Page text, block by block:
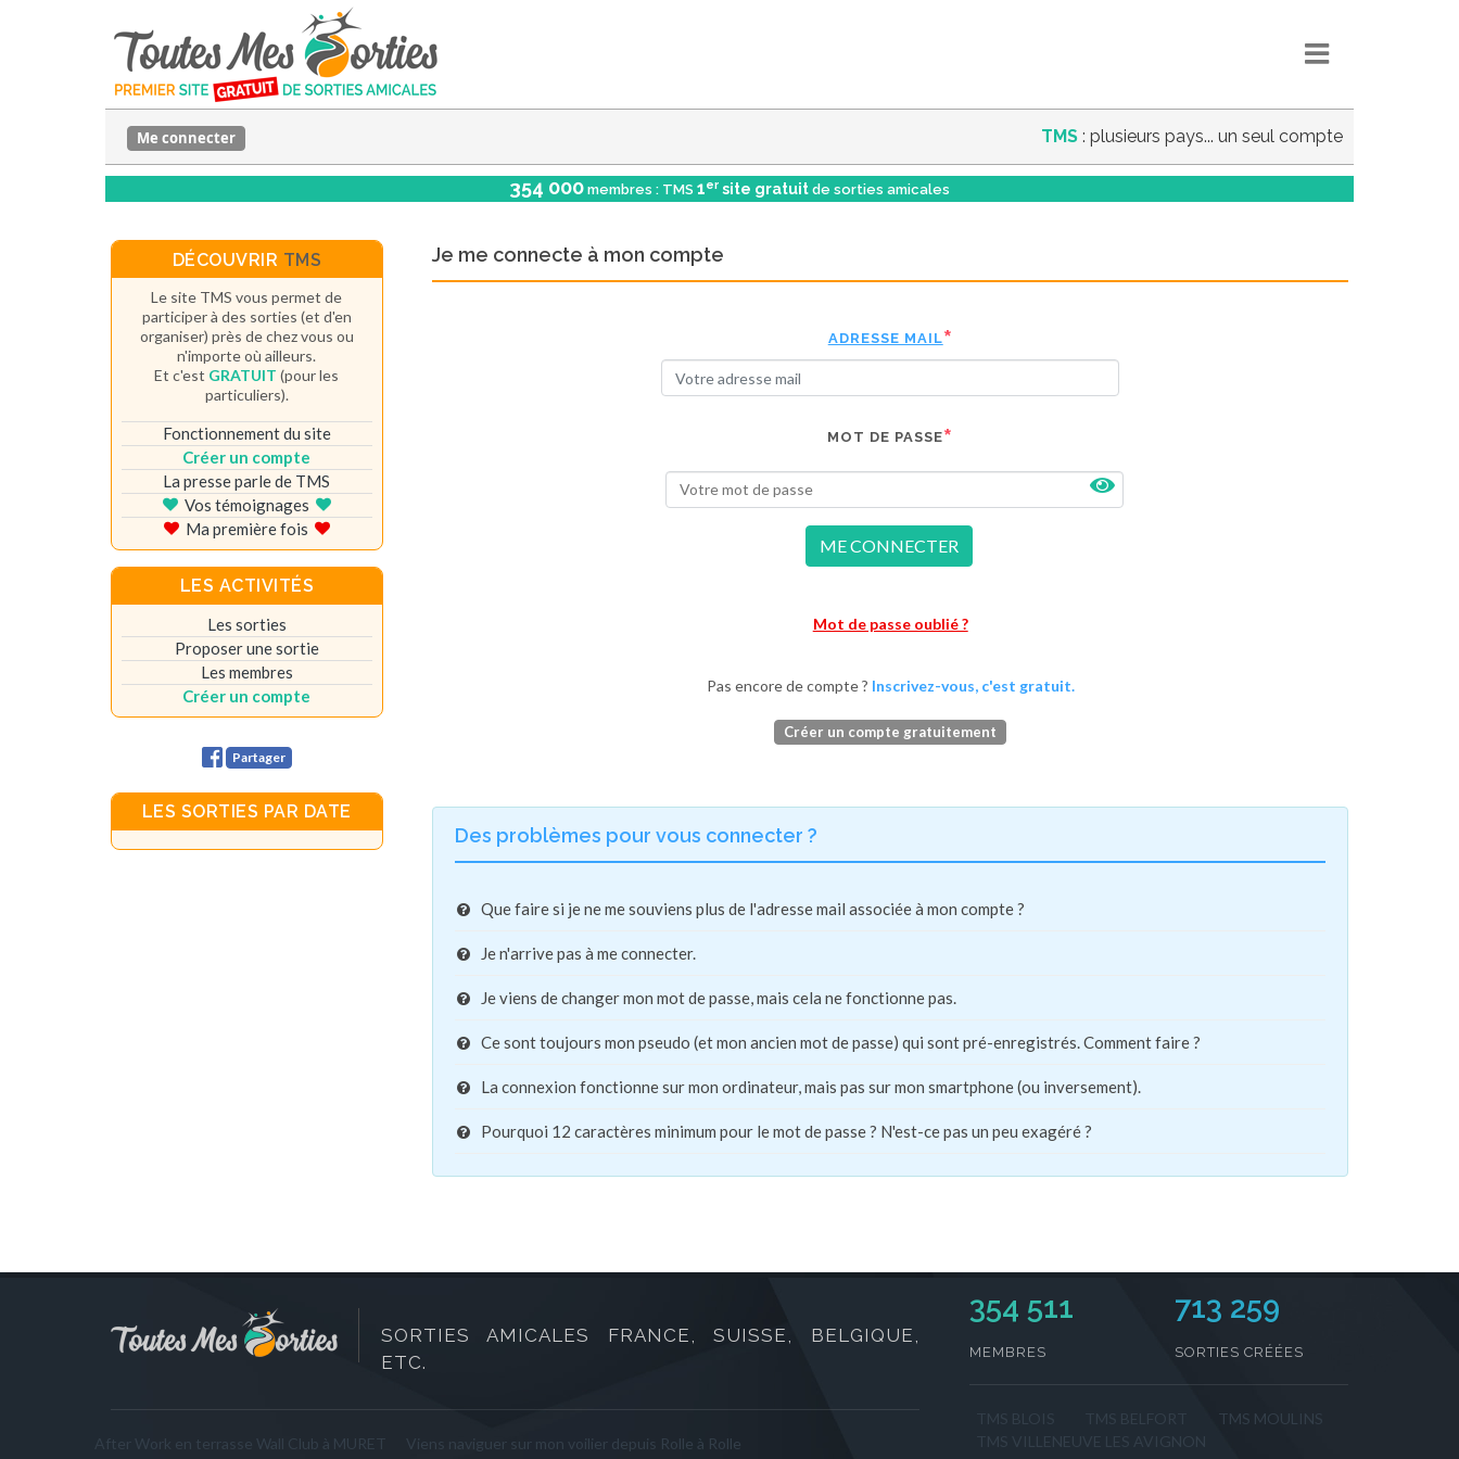
TMS : plusieurs pays... un seul compte
Me connecter
354 000 membres : TMS 1er site gratuit de sorties amicales
Je me connecte à mon compte
ADRESSE MAIL
MOT DE PASSE
ME CONNECTER
Mot de passe oublié ?
Pas encore de compte ? Inscrivez-vous, c'est gratuit.
Créer un compte gratuitement
Des problèmes pour vous connecter ?
Que faire si je ne me souviens plus de l'adresse mail associée à mon compte ?
Je n'arrive pas à me connecter.
Je viens de changer mon mot de passe, mais cela ne fonctionne pas.
Ce sont toujours mon pseudo (et mon ancien mot de passe) qui sont pré-enregistrés. Comment faire ?
La connexion fonctionne sur mon ordinateur, mais pas sur mon smartphone (ou inversement).
Pourquoi 12 caractères minimum pour le mot de passe ? N'est-ce pas un peu exagéré ?
DÉCOUVRIR TMS
Le site TMS vous permet de
participer à des sorties (et d'en
organiser) près de chez vous ou
n'importe où ailleurs.
Et c'est GRATUIT (pour les
particuliers).
Fonctionnement du site
Créer un compte
La presse parle de TMS
Vos témoignages
Ma première fois
LES ACTIVITÉS
Les sorties
Proposer une sortie
Les membres
Créer un compte
Partager
LES SORTIES PAR DATE
SORTIES AMICALES FRANCE, SUISSE, BELGIQUE,
ETC.
After Work en terrasse Wall Club à MURET
Viens naviguer sur mon voilier depuis Rolle à Rolle
354 511
MEMBRES
713 259
SORTIES CRÉÉES
TMS MOULINS